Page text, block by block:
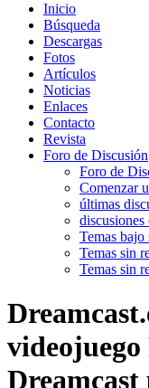
Inicio
Búsqueda
Descargas
Fotos
Artículos
Noticias
Enlaces
Contacto
Revista
Foro de Discusión
Foro de
Comenzar
últimas
Temas
Temas sin
Temas sin
Dreamcast